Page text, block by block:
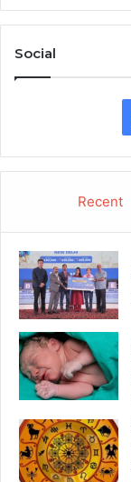
Social
Recent